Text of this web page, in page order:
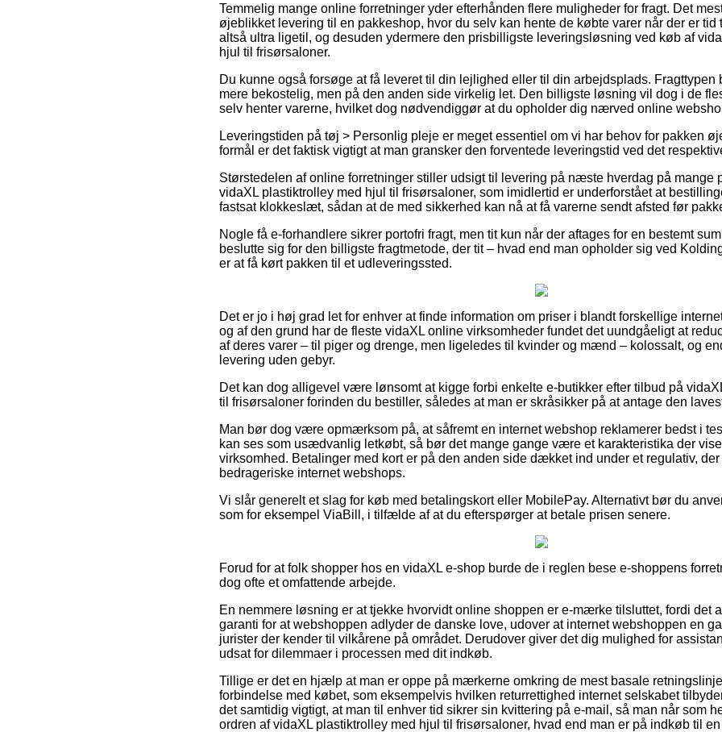
Temmelig mange online forretninger yder efterhånden flere muligheder for fragt. Det
øjeblikket levering til en pakkeshop, hvor du selv kan hente de købte varer når der er
altså ultra ligetil, og desuden ydermere den prisbilligste leveringsløsning ved køb af
hjul til frisørsaloner.
Du kunne også forsøge at få leveret til din lejlighed eller til din arbejdsplads. Fragttypen
mere bekostelig, men på den anden side virkelig let. Den billigste løsning vil dog i de
selv henter varerne, hvilket dog nødvendiggør at du opholder dig nærved online
Leveringstiden på tøj > Personlig pleje er meget essentiel om vi har behov for pakken
formål er det faktisk vigtigt at man gransker den forventede leveringstid ved det
Størstedelen af online forretninger stiller udsigt til levering på næste hverdag på mange
vidaXL plastiktrolley med hjul til frisørsaloner, som imidlertid er underforstået at
fastsat klokkeslæt, sådan at de med sikkerhed kan nå at få varerne sendt afsted før
Nogle få e-forhandlere sikrer portofri fragt, men tit kun når der aftages for en bestemt
beslutte sig for den billigste fragtmetode, der tit – hvad end man opholder sig ved
er at få kørt pakken til et udleveringssted.
Det er jo i høj grad let for enhver at finde information om priser i blandt forskellige
og af den grund har de fleste vidaXL online virksomheder fundet det uundgåeligt at
af deres varer – til piger og drenge, men ligeledes til kvinder og mænd – kolossalt, og
levering uden gebyr.
Det kan dog alligevel være lønsomt at kigge forbi enkelte e-butikker efter tilbud på
til frisørsaloner forinden du bestiller, således at man er skråsikker på at antage den
Man bør dog være opmærksom på, at såfremt en internet webshop reklamerer bedst i
kan ses som usædvanlig letkøbt, så bør det mange gange være et karakteristika der
virksomhed. Betalinger med kort er på den anden side dækket ind under et regulativ,
bedrageriske internet webshops.
Vi slår generelt et slag for køb med betalingskort eller MobilePay. Alternativt bør du
som for eksempel ViaBill, i tilfælde af at du efterspørger at betale prisen senere.
Forud for at folk shopper hos en vidaXL e-shop burde de i reglen bese e-shoppens
dog ofte et omfattende arbejde.
En nemmere løsning er at tjekke hvorvidt online shoppen er e-mærke tilsluttet, fordi det
garanti for at webshoppen adlyder de danske love, udover at internet webshoppen en
jurister der kender til vilkårene på området. Derudover giver det dig mulighed for
udsat for dilemmaer i processen med dit indkøb.
Tillige er det en hjælp at man er oppe på mærkerne omkring de mest basale
forbindelse med købet, som eksempelvis hvilken returrettighed internet selskabet
det samtidig vigtigt, at man til enhver tid sikrer sin kvittering på e-mail, så man når som
ordren af vidaXL plastiktrolley med hjul til frisørsaloner, hvad end man er på indkøb til